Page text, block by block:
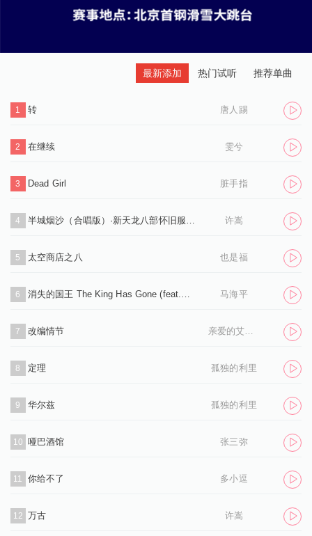
最新添加 热门试听 推荐单曲
1 转 唐人踢
2 在继续 雯兮
3 Dead Girl 脏手指
4 半城烟沙（合唱版）·新天龙八部怀旧服推广曲 许嵩
5 太空商店之八 也是福
6 消失的国王 The King Has Gone (feat.孙凌生) 马海平
7 改编情节 亲爱的艾洛伊丝
8 定理 孤独的利里
9 华尔兹 孤独的利里
10 哑巴酒馆 张三弥
11 你给不了 多小逗
12 万古 许嵩